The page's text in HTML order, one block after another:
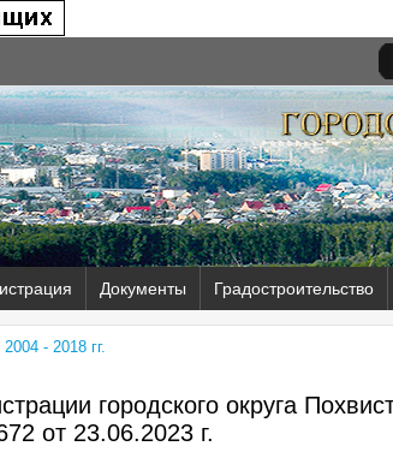
Документы Градостроительство
- 2018 гг.
городского округа
от 23.06.2023 г.